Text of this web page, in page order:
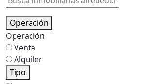
Operación
Operación
Venta
Alquiler
Tipo